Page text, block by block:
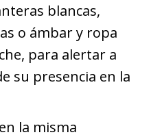
blancas,
o ámbar y ropa
para alertar a
su presencia en la
la misma